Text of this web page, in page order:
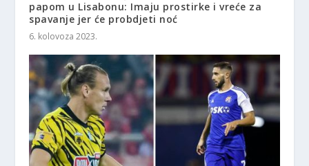
papom u Lisabonu: Imaju prostirke i vreće za
spavanje jer će probdjeti noć
6. kolovoza 2023.